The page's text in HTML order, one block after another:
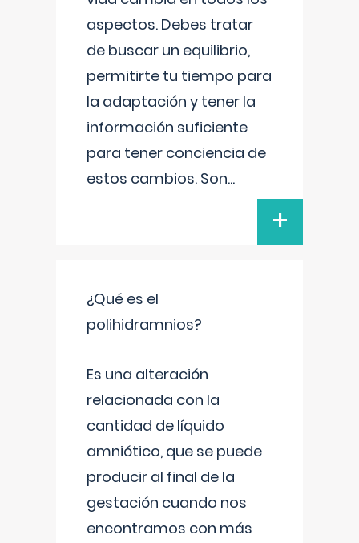
aspectos. Debes tratar
de buscar un equilibrio,
permitirte tu tiempo para
la adaptación y tener la
información suficiente
para tener conciencia de
estos cambios. Son...
+
¿Qué es el
polihidramnios?
Es una alteración
relacionada con la
cantidad de líquido
amniótico, que se puede
producir al final de la
gestación cuando nos
encontramos con más